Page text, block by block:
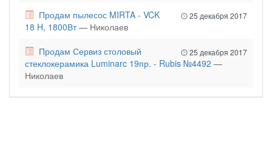
25 декабря 2017
Продам пылесос MIRTA - VCK
18 H, 1800Вт — Николаев
25 декабря 2017
Продам Сервиз столовый
стеклокерамика Luminarc 19пр. - Rubis №4492 —
Николаев